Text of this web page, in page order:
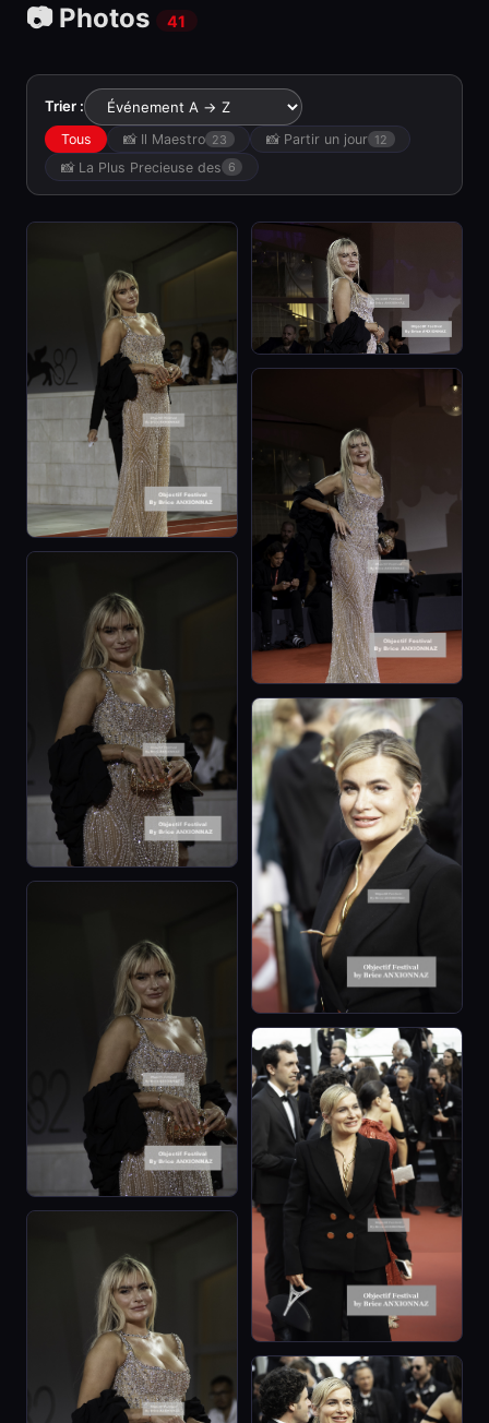
📷 Photos 41
Trier :
Tous 📸 Il Maestro 23 📸 Partir un jour 12
📸 La Plus Precieuse des 6